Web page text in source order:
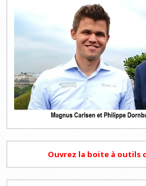
Ouvrez la boite à outils